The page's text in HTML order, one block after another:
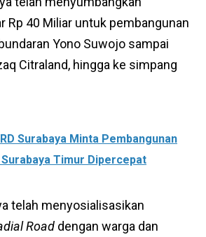
Rp 40 Miliar untuk pembangunan
Yono Suwojo sampai
Citraland, hingga ke simpang
Surabaya Minta Pembangunan
Surabaya Timur Dipercepat
telah menyosialisasikan
Road dengan warga dan